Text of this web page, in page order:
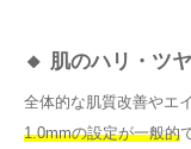
🔸 肌のハリ・ツ
全体的な肌質改善やエ
1.0mmの設定が一般的